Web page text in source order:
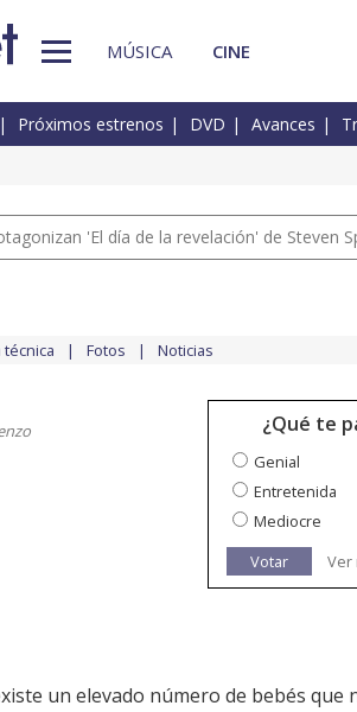
MÚSICA CINE
Próximos estrenos DVD Avances
'El día de la revelación' de Steven
técnica Fotos Noticias
¿Qué te
Genial
Entretenida
Mediocre
Votar
Ver
un elevado número de bebés que